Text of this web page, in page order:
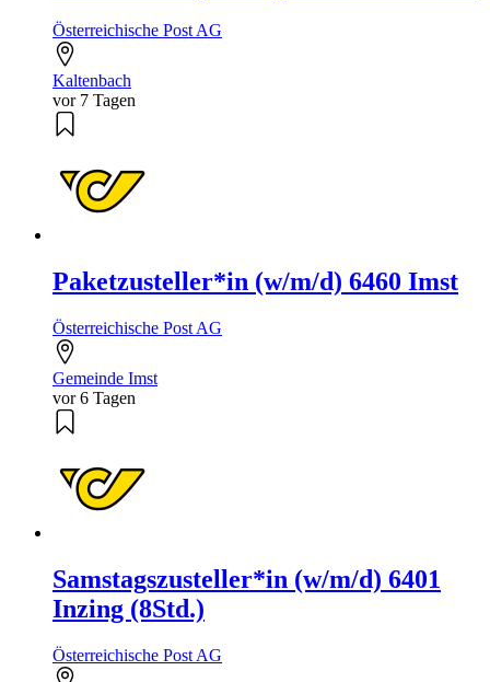
Österreichische Post AG
Kaltenbach
vor 7 Tagen
Paketzusteller*in (w/m/d) 6460 Imst
Österreichische Post AG
Gemeinde Imst
vor 6 Tagen
Samstagszusteller*in (w/m/d) 6401
Inzing (8Std.)
Österreichische Post AG